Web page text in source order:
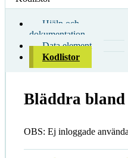
Hjälp och
dokumentation
Data element
Kodlistor
Bläddra
OBS: Ej inloggade